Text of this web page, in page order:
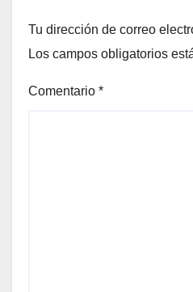
Tu dirección de correo
Los campos obligatorios
Comentario *